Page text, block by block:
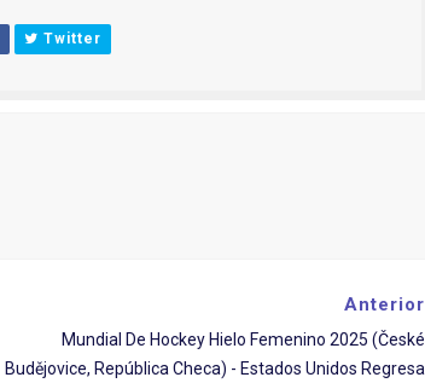
Twitter
Anterior
Mundial De Hockey Hielo Femenino 2025 (České
Budějovice, República Checa) - Estados Unidos Regresa